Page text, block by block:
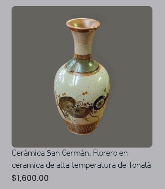
Cerámica San Germán. Florero en
ceramica de alta temperatura de Tonalá
$1,600.00